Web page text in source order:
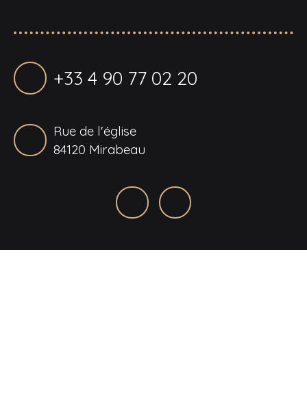
+33 4 90 77 02 20
Rue de l'église
84120 Mirabeau